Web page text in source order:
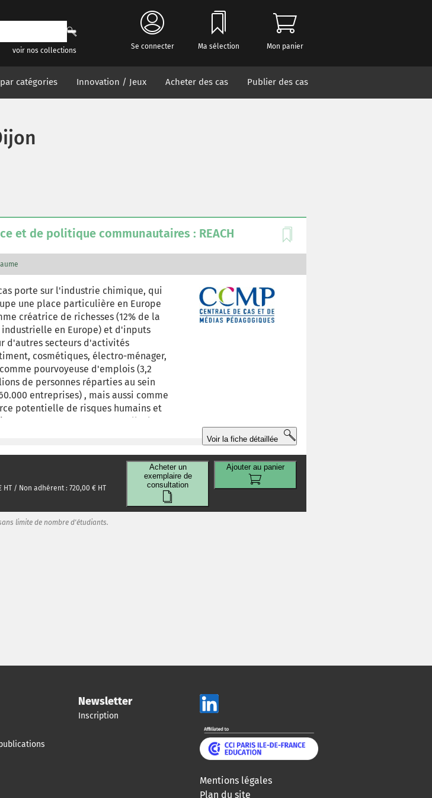
voir nos collections Se connecter Ma sélection Mon panier
par catégories Innovation / Jeux Acheter des cas Publier des cas
et de politique communautaires : REACH
porte sur l'industrie chimique, qui
une place particulière en Europe
créatrice de richesses (12% de la
industrielle en Europe) et d'inputs
d'autres secteurs d'activités
cosmétiques, électro-ménager,
pourvoyeuse d'emplois (3,2
de personnes réparties au sein
entreprises) , mais aussi comme
potentielle de risques humains et
En tant que telle, la
niveau national ou communautaire est
de contrarier. Ces mesures
donc l'objet de batailles d'influence
nécessite une bonne
des mécanismes de la prise
Voir la fiche détaillée
limite de nombre d'étudiants.
HT / Non adhérent : 720,00 € HT
Acheter un
exemplaire de
consultation
Ajouter au panier
Newsletter
Inscription
Mentions légales
Plan du site